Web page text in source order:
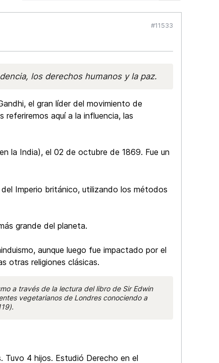
#11533
los derechos humanos y la paz.
el gran líder del movimiento de
aquí a la influencia, las
la India), el 02 de octubre de 1869. Fue un
Imperio británico, utilizando los métodos
grande del planeta.
aunque luego fue impactado por el
otras religiones clásicas.
a través de la lectura del libro de Sir Edwin
vegetarianos de Londres conociendo a
Tuvo 4 hijos. Estudió Derecho en el